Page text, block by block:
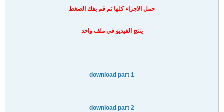
حمل الاجزاء كلها ثم قم بفك الضغط
ينتج الفيديو في ملف واحد
download part 1
download part 2